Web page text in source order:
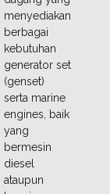
menyediakan
berbagai
kebutuhan
generator set
(genset)
serta marine
engines, baik
yang
bermesin
diesel
ataupun